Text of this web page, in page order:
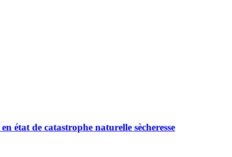
état de catastrophe naturelle sècheresse